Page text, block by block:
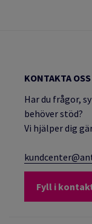
KONTAKTA OSS
Har du frågor,
behöver stöd?
Vi hjälper dig
Fyll i